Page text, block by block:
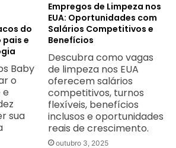
do
e
Baby
o
e
sua
Empregos de Limpeza nos
EUA: Oportunidades com
Salários Competitivos e
Benefícios
Descubra como vagas
de limpeza nos EUA
oferecem salários
competitivos, turnos
flexíveis, benefícios
inclusos e oportunidades
reais de crescimento.
outubro 3, 2025